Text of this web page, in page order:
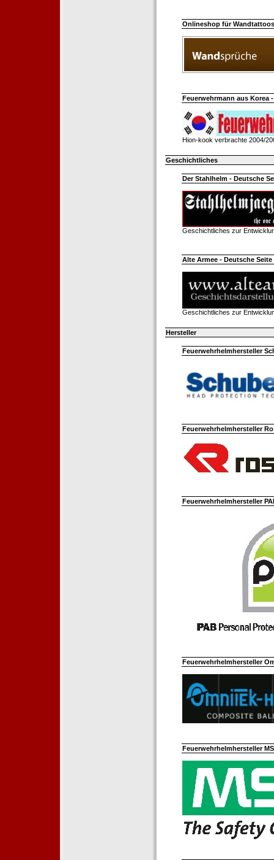
Onlineshop für Wandtattoos
Feuerwehrmann aus Korea
Hion-kook verbrachte 2004/
Geschichtliches
Der Stahlhelm - Deutsche
Geschichtliches zur
Alte Armee - Deutsche Seite
Geschichtliches zur
Hersteller
Feuerwehrhelmhersteller
Feuerwehrhelmhersteller
Feuerwehrhelmhersteller
Feuerwehrhelmhersteller
Feuerwehrhelmhersteller